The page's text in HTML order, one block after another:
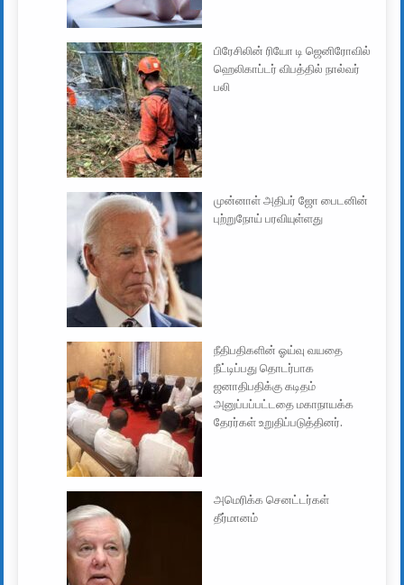
பிரேசிலின் ரியோ டி ஜெனிரோவில்
ஹெலிகாப்டர் விபத்தில் நால்வர்
பலி
முன்னாள் அதிபர் ஜோ பைடனின்
புற்றுநோய் பரவியுள்ளது
நீதிபதிகளின் ஓய்வு வயதை
நீட்டிப்பது தொடர்பாக
ஜனாதிபதிக்கு கடிதம்
அனுப்பப்பட்டதை மகாநாயக்க
தேரர்கள் உறுதிப்படுத்தினர்.
அமெரிக்க செனட்டர்கள்
தீர்மானம்